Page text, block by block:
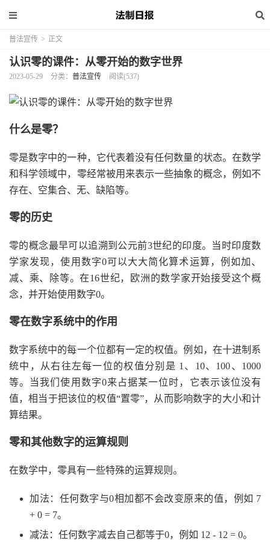
普法宣传 > 正文
认识零的课件：从零开始的数字世界
2023-05-29 分类： 普法宣传 阅读(537)
什么是零？
零是数字中的一种，它代表着没有任何数量的状态。在数学
和科学领域中，零经常被用来表示一些抽象的概念，例如不
存在、空集合、无、缺陷等。
零的历史
零的概念最早可以追溯到公元前3世纪的印度。当时印度数
学家发现，使用数字0可以大大简化算术运算，例如加、
减、乘、除等。在16世纪，欧洲的数学家开始接受这个概
念，并开始使用数字0。
零在数字系统中的作用
数字系统中的每一个位都有一定的权值。例如，在十进制系
统中，从右往左每一位的权值分别是 1、10、100、1000
等。当我们使用数字0来占据某一位时，它表示该位没有
值，相当于把该位的权值“置零”，从而影响数字的大小和计
算结果。
零和其他数字的运算规则
在数学中，零具有一些特殊的运算规则。
加法：任何数字与0相加都不会改变原来的值，例如 7
+ 0 = 7。
减法：任何数字减去自己都等于0，例如 12 - 12 = 0。